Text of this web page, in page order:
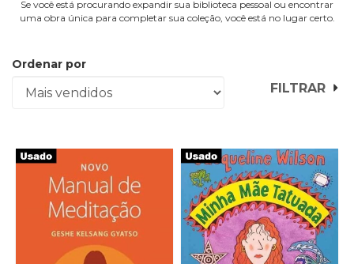
Se você está procurando expandir sua biblioteca pessoal ou encontrar
uma obra única para completar sua coleção, você está no lugar certo.
Ordenar por
FILTRAR